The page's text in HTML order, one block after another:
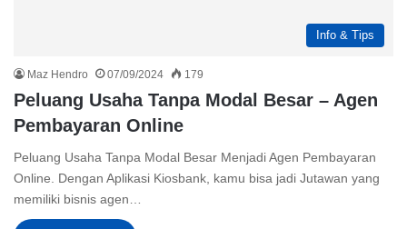
Info & Tips
Maz Hendro 07/09/2024 179
Peluang Usaha Tanpa Modal Besar – Agen
Pembayaran Online
Peluang Usaha Tanpa Modal Besar Menjadi Agen Pembayaran
Online. Dengan Aplikasi Kiosbank, kamu bisa jadi Jutawan yang
memiliki bisnis agen…